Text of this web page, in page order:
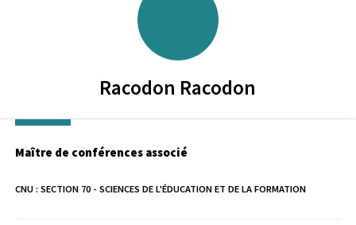
Racodon Racodon
Maître de conférences associé
CNU : SECTION 70 - SCIENCES DE L'ÉDUCATION ET DE LA FORMATION